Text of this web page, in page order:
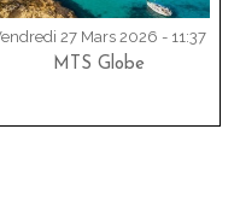
27 Mars 2026 - 11:37
MTS Globe